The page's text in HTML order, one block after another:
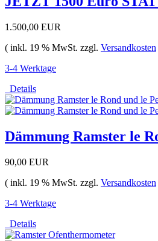
1.500,00 EUR
( inkl. 19 % MwSt. zzgl. Versandkosten
3-4 Werktage
Details
Dämmung Ramster le
90,00 EUR
( inkl. 19 % MwSt. zzgl. Versandkosten
3-4 Werktage
Details